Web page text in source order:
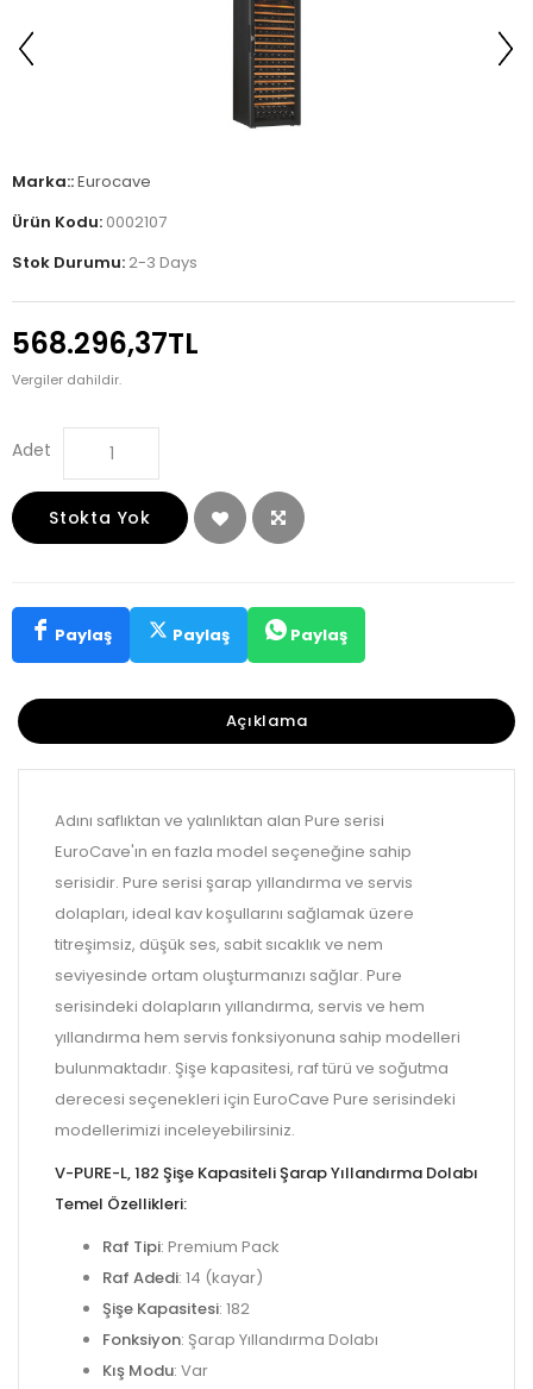
Marka::Eurocave
Ürün Kodu: 0002107
Stok Durumu: 2-3 Days
568.296,37TL
Vergiler dahildir.
Adet
Stokta Yok
Paylaş Paylaş Paylaş
Açıklama
Adını saflıktan ve yalınlıktan alan Pure serisi
EuroCave'ın en fazla model seçeneğine sahip
serisidir. Pure serisi şarap yıllandırma ve servis
dolapları, ideal kav koşullarını sağlamak üzere
titreşimsiz, düşük ses, sabit sıcaklık ve nem
seviyesinde ortam oluşturmanızı sağlar. Pure
serisindeki dolapların yıllandırma, servis ve hem
yıllandırma hem servis fonksiyonuna sahip modelleri
bulunmaktadır. Şişe kapasitesi, raf türü ve soğutma
derecesi seçenekleri için EuroCave Pure serisindeki
modellerimizi inceleyebilirsiniz.
V-PURE-L, 182 Şişe Kapasiteli Şarap Yıllandırma Dolabı
Temel Özellikleri:
Raf Tipi: Premium Pack
Raf Adedi: 14 (kayar)
Şişe Kapasitesi: 182
Fonksiyon: Şarap Yıllandırma Dolabı
Kış Modu: Var